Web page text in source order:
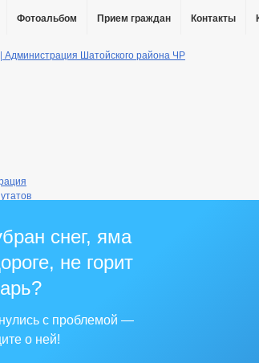
Фотоальбом Прием граждан Контакты
снег, яма
не горит
с проблемой —
о ней!